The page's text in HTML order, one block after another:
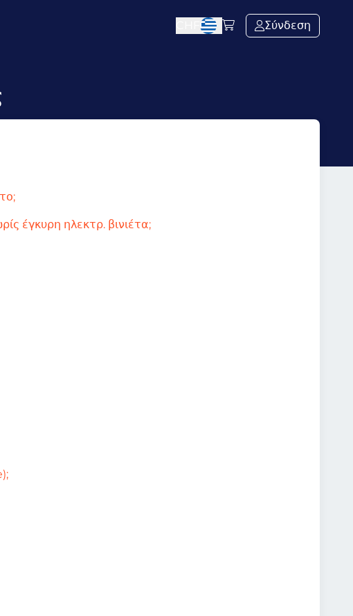
Σύνδεση
έγκυρη ηλεκτρ. βινιέτα;